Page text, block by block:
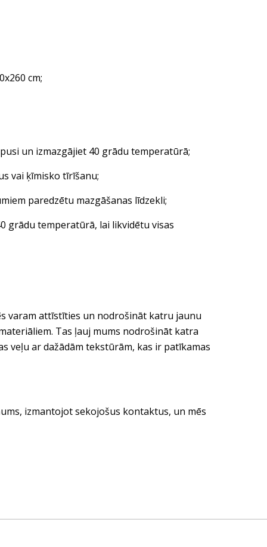
cm;
un izmazgājiet 40 grādu temperatūrā;
vai ķīmisko tīrīšanu;
paredzētu mazgāšanas līdzekli;
temperatūrā, lai likvidētu visas
varam attīstīties un nodrošināt katru jaunu
Tas ļauj mums nodrošināt katra
veļu ar dažādām tekstūrām, kas ir patīkamas
izmantojot sekojošus kontaktus, un mēs